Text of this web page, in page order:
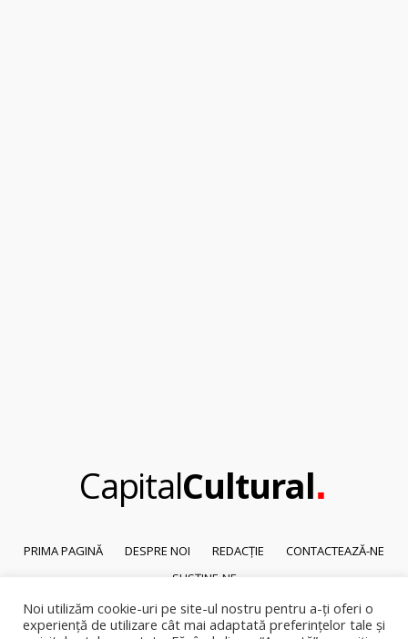
CapitalCultural.
PRIMA PAGINĂ DESPRE NOI REDACȚIE
CONTACTEAZĂ-NE
SUSȚINE-NE
© 2026Capital Cultural
Reproducerea integrală sau parțială a textelor sau a ilustrațiilor din orice
Noi utilizăm cookie-uri pe site-ul nostru pentru a-ți oferi o
experiență de utilizare cât mai adaptată preferințelor tale și